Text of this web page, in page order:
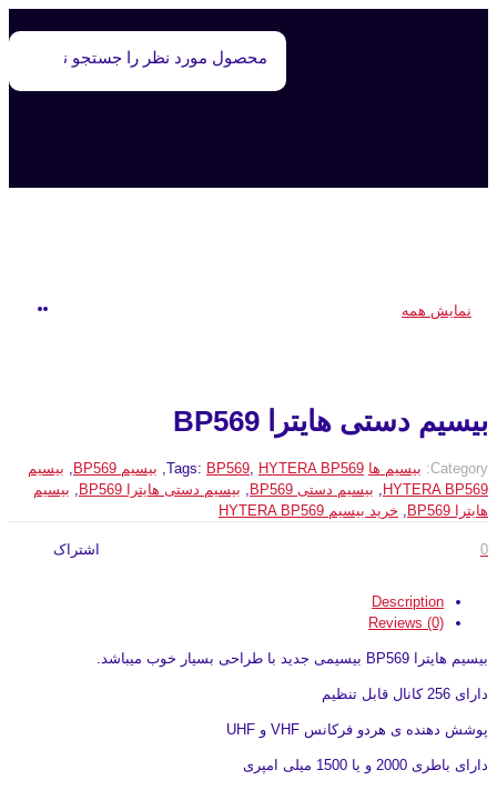
نمایش همه
بیسیم دستی هایترا BP569
Category: بیسیم ها Tags: BP569 HYTERA BP569 بیسیم BP569
بیسیم
HYTERA BP569
بیسیم دستی BP569 بیسیم دستی هایترا BP569
بیسیم
هایترا BP569
خرید بیسیم HYTERA BP569
اشتراک 0
Description
Reviews (0)
بیسیم هایترا BP569 بیسیمی جدید با طراحی بسیار خوب میباشد.
دارای 256 کانال قابل تنظیم
پوشش دهنده ی هردو فرکانس VHF و UHF
دارای باطری 2000 و یا 1500 میلی امپری